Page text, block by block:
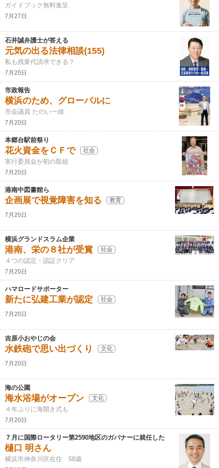
ガイドブック無料進呈
7月27日
石井誠弁護士が答える
元気の出る法律相談(155)
私も残業代請求できる？
7月20日
市政報告
横浜のため、グローバルに
市会議員 たのい一雄
7月20日
本郷台駅前祭り
花火資金をＣＦで 社会
実行委員会が初の取組
7月20日
港南中図書館ら
企画展で視覚障害を知る 教育
7月20日
横浜グランドスラム企業
港南、栄の８社が受賞 社会
４つの認定・認証クリア
7月20日
ハマロードサポーター
新たに弘建工業が認定 社会
7月20日
吉原小おやじの会
水鉄砲で思い出づくり 文化
7月20日
海の公園
海水浴場がオープン 文化
４年ぶりに海開き式も
7月20日
７月に国際ロータリー第2590地区のガバナーに就任した
樋口 明さん
横浜市神奈川区在住 58歳